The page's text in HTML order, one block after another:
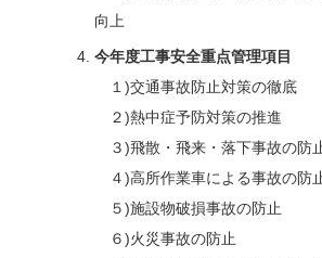
向上
今年度工事安全重点管理項目
１)交通事故防止対策の徹底
２)熱中症予防対策の推進
３)飛散・飛来・落下事故の防
４)高所作業車による事故の防
５)施設物破損事故の防止
６)火災事故の防止